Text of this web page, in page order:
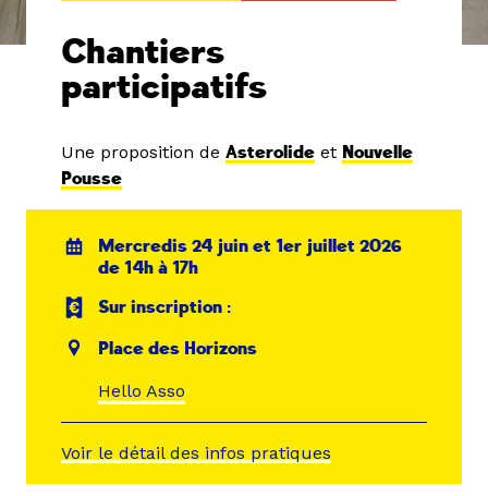
Chantiers
participatifs
Une proposition de Asterolide et Nouvelle
Pousse
Mercredis 24 juin et 1er juillet 2026
de 14h à 17h
Sur inscription :
Place des Horizons
Hello Asso
Voir le détail des infos pratiques